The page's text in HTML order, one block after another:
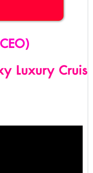
Luxury Cruis